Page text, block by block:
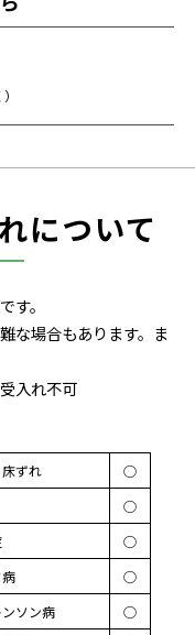
について
す。
な場合もあります。ま
入れ不可
ずれ
◯
◯
◯
◯
ソン病
◯